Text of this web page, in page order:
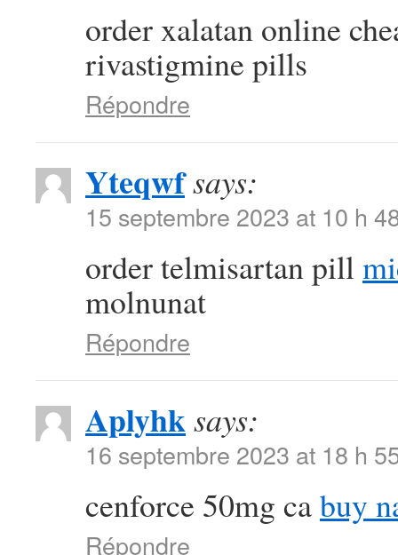
order xalatan online
rivastigmine pills
Répondre
Yteqwfsays:
15 septembre 2023 at 10 h
order telmisartan pill
molnunat
Répondre
Aplyhksays:
16 septembre 2023 at 18 h
cenforce 50mg cabuy
Répondre